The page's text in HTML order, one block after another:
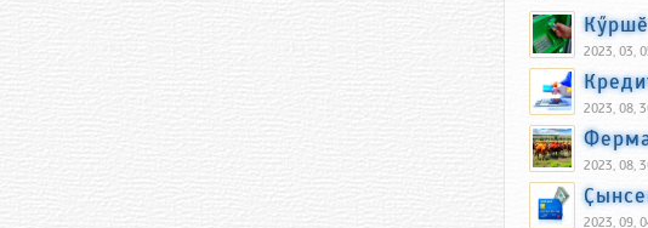
2023, 03,
2023, 08,
2023, 08,
2023, 09,